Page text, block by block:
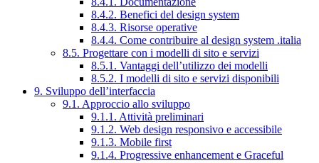
8.4.2. Benefici del design system
8.4.3. Risorse operative
8.4.4. Come contribuire al design system .italia
8.5. Progettare con i modelli di sito e servizi
8.5.1. Vantaggi dell’utilizzo dei modelli
8.5.2. I modelli di sito e servizi disponibili
9. Sviluppo dell’interfaccia
9.1. Approccio allo sviluppo
9.1.1. Attività preliminari
9.1.2. Web design responsivo e accessibile
9.1.3. Mobile first
9.1.4. Progressive enhancement e Graceful